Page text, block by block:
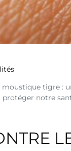
tigre :
notre